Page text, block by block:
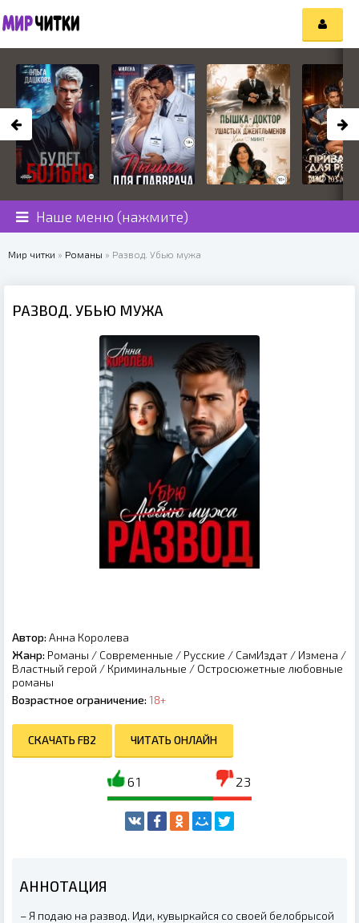
Наше меню (нажмите)
Мир читки » Романы » Развод. Убью мужа
РАЗВОД. УБЬЮ МУЖА
Автор: Анна Королева
Жанр: Романы / Современные / Русские / СамИздат / Измена /
Властный герой / Криминальные / Остросюжетные любовные
романы
Возрастное ограничение: 18+
СКАЧАТЬ FB2 ЧИТАТЬ ОНЛАЙН
61 23
АННОТАЦИЯ
– Я подаю на развод. Иди, кувыркайся со своей белобрысой